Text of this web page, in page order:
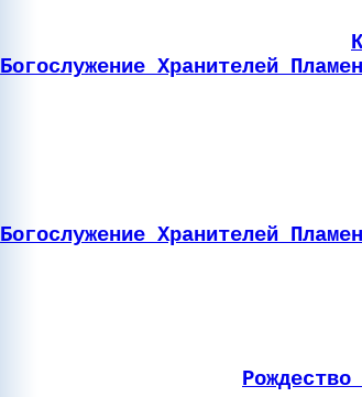
Богослужение Хранителей
Богослужение Хранителей